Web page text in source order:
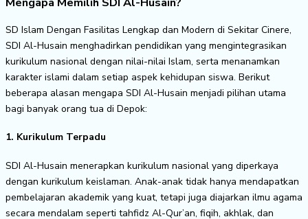
SD Islam Dengan Fasilitas Lengkap dan Modern di Sekitar Cinere,
SDI Al-Husain menghadirkan pendidikan yang mengintegrasikan
kurikulum nasional dengan nilai-nilai Islam, serta menanamkan
karakter islami dalam setiap aspek kehidupan siswa. Berikut
beberapa alasan mengapa SDI Al-Husain menjadi pilihan utama
bagi banyak orang tua di Depok:
1. Kurikulum Terpadu
SDI Al-Husain menerapkan kurikulum nasional yang diperkaya
dengan kurikulum keislaman. Anak-anak tidak hanya mendapatkan
pembelajaran akademik yang kuat, tetapi juga diajarkan ilmu agama
secara mendalam seperti tahfidz Al-Qur’an, fiqih, akhlak, dan